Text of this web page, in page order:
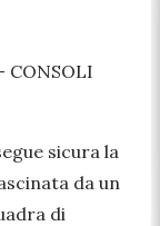
CONSOLI
sicura la
da un
di